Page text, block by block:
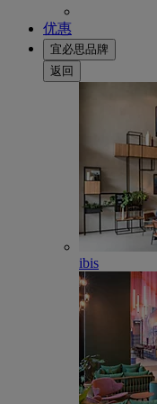
优惠
宜必思品牌
返回
ibis